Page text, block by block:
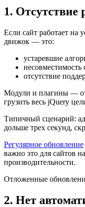
1. Отсутствие
Если сайт работает на
движок — это:
устаревшие
отсутствие
Модули и плагины —
грузить весь jQuery
Типичный сценарий:
дольше трех секунд,
Регулярное обновление
важно это для сайтов
производительности.
Отложенные
2. Нет